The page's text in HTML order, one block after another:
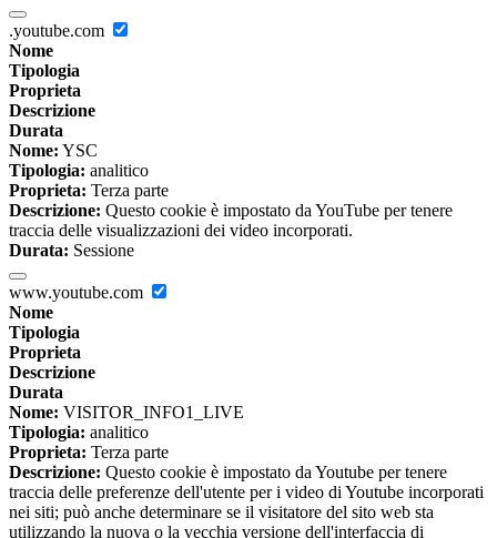
.youtube.com
Nome
Tipologia
Proprieta
Descrizione
Durata
Nome: YSC
Tipologia: analitico
Proprieta: Terza parte
Descrizione: Questo cookie è impostato da YouTube per tenere
traccia delle visualizzazioni dei video incorporati.
Durata: Sessione
www.youtube.com
Nome
Tipologia
Proprieta
Descrizione
Durata
Nome: VISITOR_INFO1_LIVE
Tipologia: analitico
Proprieta: Terza parte
Descrizione: Questo cookie è impostato da Youtube per tenere
traccia delle preferenze dell'utente per i video di Youtube incorporati
nei siti; può anche determinare se il visitatore del sito web sta
utilizzando la nuova o la vecchia versione dell'interfaccia di